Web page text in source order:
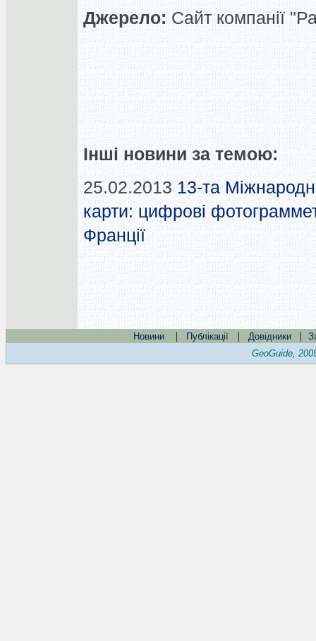
Джерело: Сайт компанії
Інші новини за темою:
25.02.2013 13-та
карти: цифрові
Франції
Новини | Публікації | Довідники |
GeoGuide,